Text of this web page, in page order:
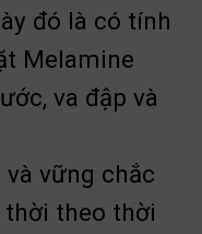
đó là có tính
Melamine
va đập và
vững chắc
theo thời